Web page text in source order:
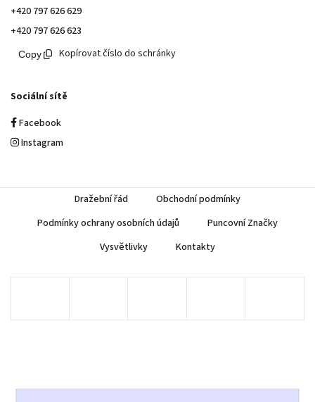
+420 797 626 629
+420 797 626 623
Kopírovat číslo do schránky
Sociální sítě
Facebook
Instagram
Dražební řád
Obchodní podmínky
Podmínky ochrany osobních údajů
Puncovní Značky
Vysvětlivky
Kontakty